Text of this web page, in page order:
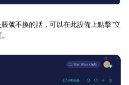
號不換的話，可以在此設備上點擊“立